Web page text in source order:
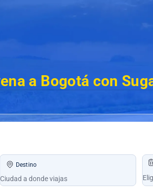
a Bogotá con
Destino